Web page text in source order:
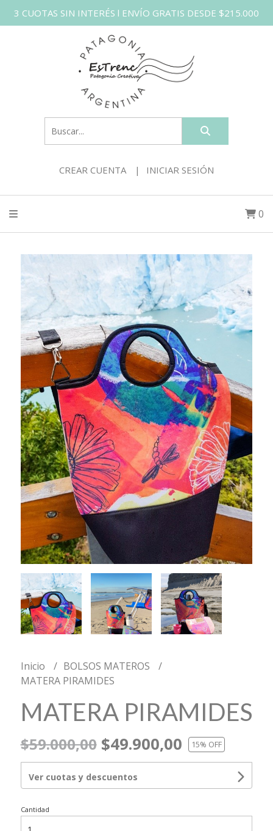
3 CUOTAS SIN INTERÉS l ENVÍO GRATIS DESDE $215.000
CREAR CUENTA INICIAR SESIÓN
0
Inicio
BOLSOS MATEROS
MATERA PIRAMIDES
MATERA PIRAMIDES
$59.000,00$49.900,00 15% OFF
Ver cuotas y descuentos
Cantidad